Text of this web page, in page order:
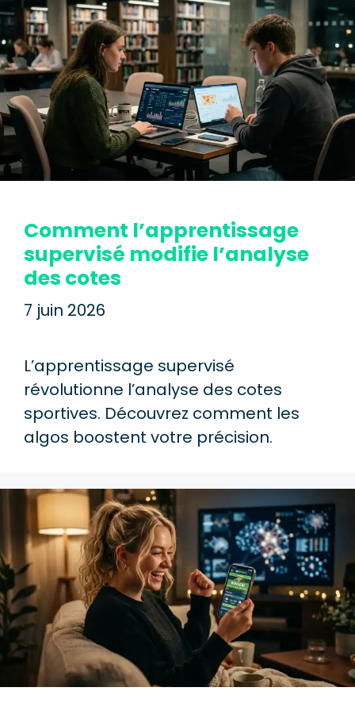
Comment l’apprentissage
supervisé modifie l’analyse
des cotes
7 juin 2026
L’apprentissage supervisé
révolutionne l’analyse des cotes
sportives. Découvrez comment les
algos boostent votre précision.